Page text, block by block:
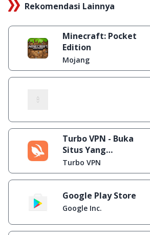
Rekomendasi Lainnya
Minecraft: Pocket
Edition
Mojang
Turbo VPN - Buka
Situs Yang
Diblokir
Turbo VPN
Google Play Store
Google Inc.